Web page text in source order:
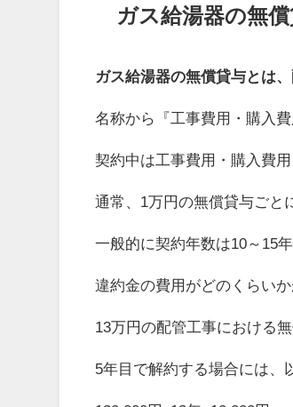
ガス給湯器の無
ガス給湯器の無償貸与とは
名称から『工事費用・購入
契約中は工事費用・購入費
通常、1万円の無償貸与ごと
一般的に契約年数は10～15
違約金の費用がどのくらいか
13万円の配管工事における
5年目で解約する場合には、